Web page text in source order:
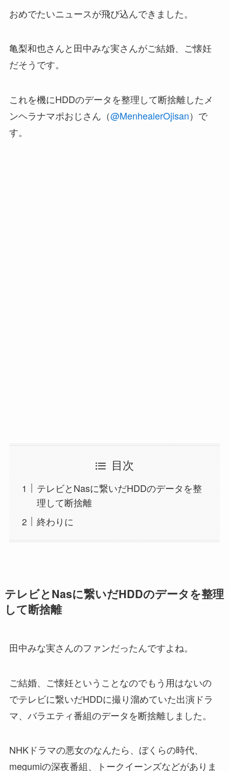
おめでたいニュースが飛び込んできました。
亀梨和也さんと田中みな実さんがご結婚、ご懐妊
だそうです。
これを機にHDDのデータを整理して断捨離したメ
ンヘラナマポおじさん（@MenhealerOjisan）で
す。
目次
テレビとNasに繋いだHDDのデータを整
理して断捨離
終わりに
テレビとNasに繋いだHDDのデータを整理
して断捨離
田中みな実さんのファンだったんですよね。
ご結婚、ご懐妊ということなのでもう用はないの
でテレビに繋いだHDDに撮り溜めていた出演ドラ
マ、バラエティ番組のデータを断捨離しました。
NHKドラマの悪女のなんたら、ぼくらの時代、
megumiの深夜番組、トークイーンズなどがありま